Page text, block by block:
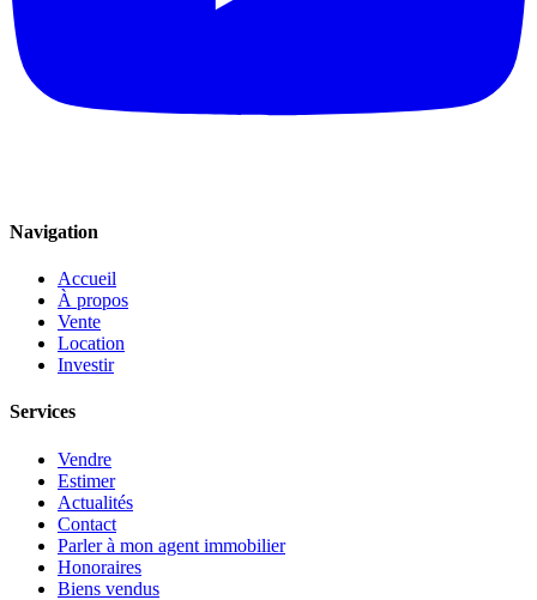
Navigation
Accueil
À propos
Vente
Location
Investir
Services
Vendre
Estimer
Actualités
Contact
Parler à mon agent immobilier
Honoraires
Biens vendus